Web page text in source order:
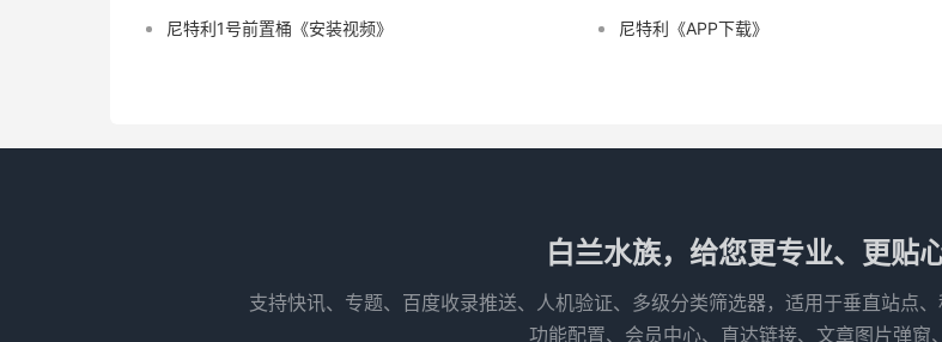
尼特利1号前置桶《安装视频》
尼特利《APP下载》
白兰水族，给您更专业、更贴
支持快讯、专题、百度收录推送、人机验证、多级分类筛选器，适用于垂直站点
功能配置、会员中心、直达链接、文章图片弹窗